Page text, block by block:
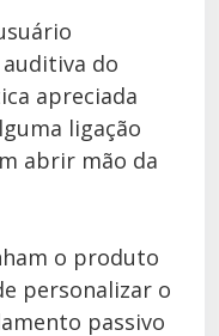
do
apreciada
ligação
abrir mão da
o produto
personalizar o
passivo